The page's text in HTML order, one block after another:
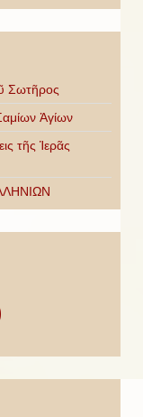
Σωτῆρος
Ἁγίων
τῆς Ἱερᾶς